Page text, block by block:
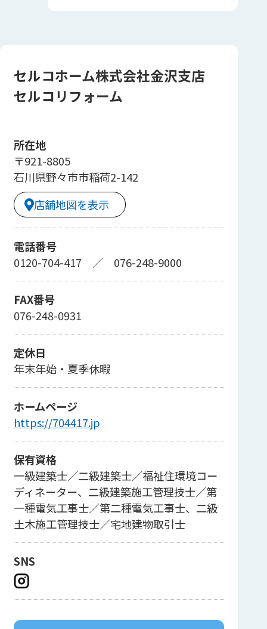
セルコホーム株式会社金沢支店
セルコリフォーム
所在地
〒921-8805
石川県野々市市稲荷2-142
店舗地図を表示
電話番号
0120-704-417 ／ 076-248-9000
FAX番号
076-248-0931
定休日
年末年始・夏季休暇
ホームページ
https://704417.jp
保有資格
一級建築士／二級建築士／福祉住環境コー
ディネーター、二級建築施工管理技士／第
一種電気工事士／第二種電気工事士、二級
土木施工管理技士／宅地建物取引士
SNS